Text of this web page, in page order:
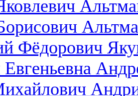
Фёдорович
Евгеньевна